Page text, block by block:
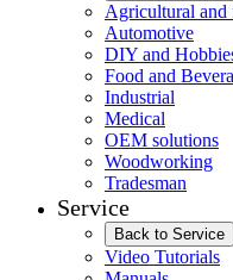
Agricultural and
Automotive
DIY and
Food and
Industrial
Medical
OEM solutions
Woodworking
Tradesman
Service
Back to Service
Video Tutorials